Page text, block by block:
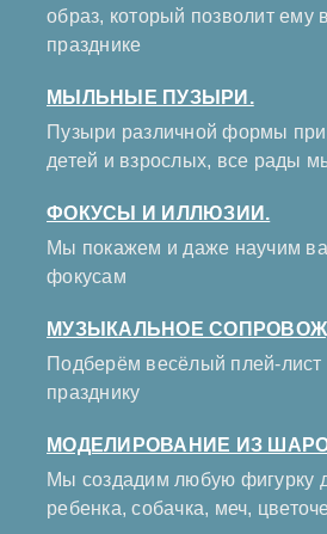
образ, который позволит ему
празднике
МЫЛЬНЫЕ ПУЗЫРИ.
Пузыри различной формы
детей и взрослых, все рады
ФОКУСЫ И ИЛЛЮЗИИ.
Мы покажем и даже научим
фокусам
МУЗЫКАЛЬНОЕ
Подберём весёлый плей-лист
празднику
МОДЕЛИРОВАНИЕ ИЗ
Мы создадим любую фигурку
ребенка, собачка, меч,